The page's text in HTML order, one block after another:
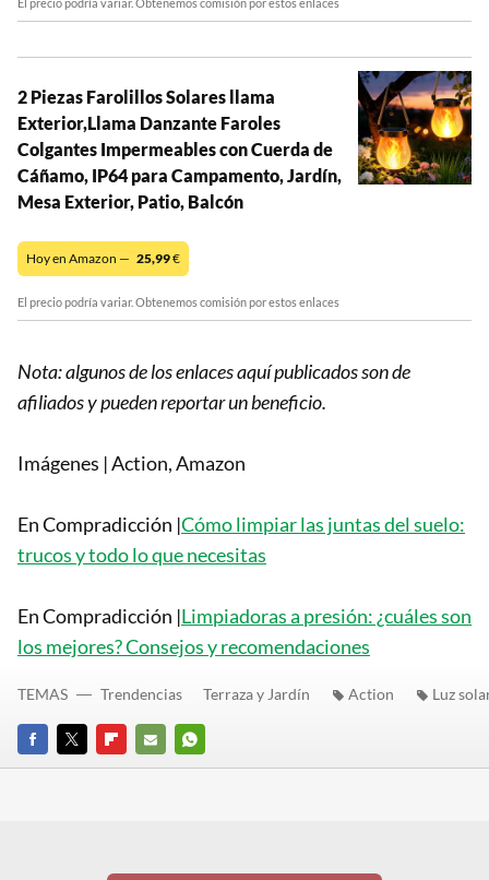
2 Piezas Farolillos Solares llama
Exterior,Llama Danzante Faroles
Colgantes Impermeables con Cuerda de
Cáñamo, IP64 para Campamento, Jardín,
Mesa Exterior, Patio, Balcón
Hoy en Amazon — 25,99€
El precio podría variar. Obtenemos comisión por estos enlaces
Nota: algunos de los enlaces aquí publicados son de
afiliados y pueden reportar un beneficio.
Imágenes | Action, Amazon
En Compradicción |Cómo limpiar las juntas del suelo:
trucos y todo lo que necesitas
En Compradicción |Limpiadoras a presión: ¿cuáles son
los mejores? Consejos y recomendaciones
FACEBOOK
TWITTERFLIPBOARD
E-
WHATSAPP
TEMAS Trendencias Terraza y Jardín Action Luz